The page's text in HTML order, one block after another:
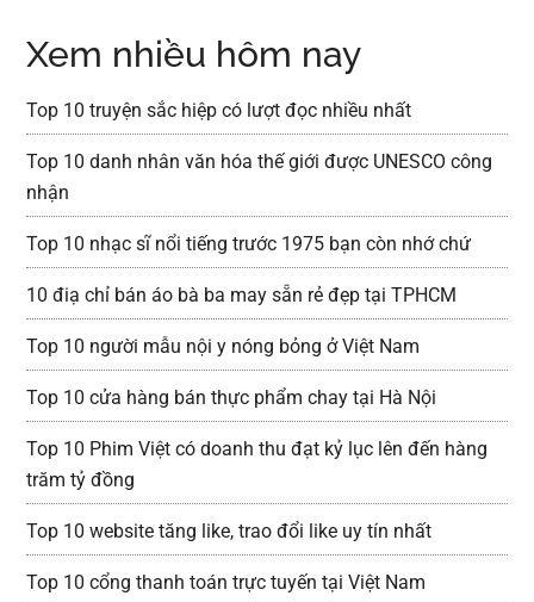
Xem nhiều hôm nay
Top 10 truyện sắc hiệp có lượt đọc nhiều nhất
Top 10 danh nhân văn hóa thế giới được UNESCO công
nhận
Top 10 nhạc sĩ nổi tiếng trước 1975 bạn còn nhớ chứ
10 điạ chỉ bán áo bà ba may sẵn rẻ đẹp tại TPHCM
Top 10 người mẫu nội y nóng bỏng ở Việt Nam
Top 10 cửa hàng bán thực phẩm chay tại Hà Nội
Top 10 Phim Việt có doanh thu đạt kỷ lục lên đến hàng
trăm tỷ đồng
Top 10 website tăng like, trao đổi like uy tín nhất
Top 10 cổng thanh toán trực tuyến tại Việt Nam